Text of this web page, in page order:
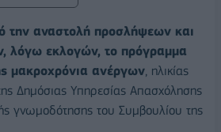
την αναστολή προσλήψεων και
λόγω εκλογών, το πρόγραμμα
μακροχρόνια ανέργων , ηλικίας
Δημόσιας Υπηρεσίας Απασχόλησης
γνωμοδότησης του Συμβουλίου της